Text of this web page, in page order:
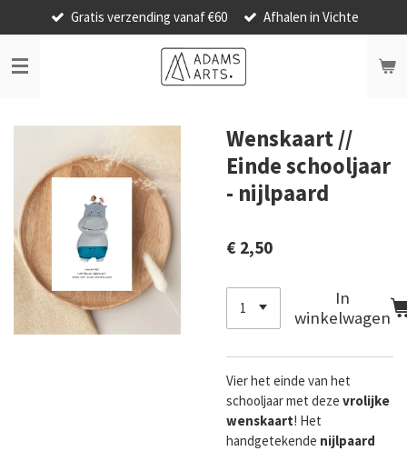
direct
naar
de
Gratis verzending vanaf €60 Afhalen in Vichte
Wenskaart //
Einde schooljaar
- nijlpaard
€ 2,50
In
winkelwagen
Vier het einde van het
schooljaar met deze vrolijke
wenskaart! Het
handgetekende nijlpaard